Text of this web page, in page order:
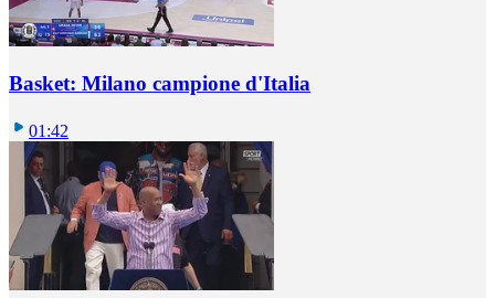
Basket: Milano campione d'Italia
01:42